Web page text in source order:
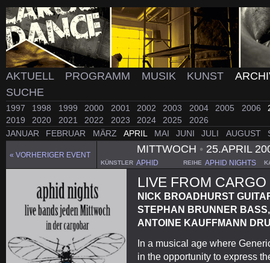
AKTUELL PROGRAMM MUSIK KUNST
SUCHE
1997 1998 1999 2000 2001 2002 2003 2004 2005 2006
2019
2020 2021 2022 2023 2024 2025
2026
JANUAR
FEBRUAR MÄRZ APRIL MAI JUNI JULI AUGUST
« VORHERIGER EVENT
MITTWOCH •25.APRIL
KÜNSTLER APHID REIHE APHID NIGHTS
LIVE FROM CARGO
NICK BROADHURST
STEPHAN BRUNNER BASS,
ANTOINE KAUFFMANN
In a musical age where
in the opportunity to express